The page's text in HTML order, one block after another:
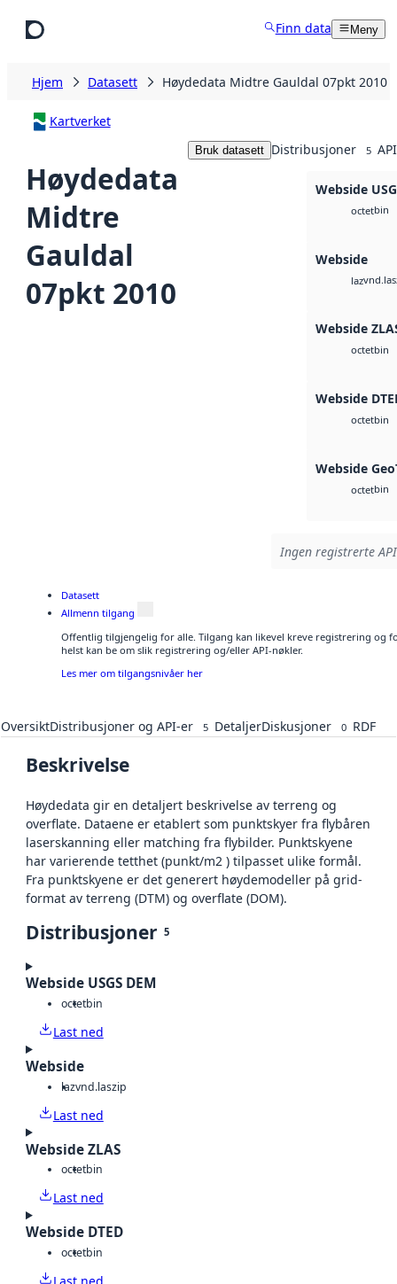
Finn data Meny
Hjem Datasett Høydedata Midtre Gauldal 07pkt 2010
Kartverket
Høydedata
Midtre
Gauldal
07pkt 2010
Bruk datasett Distribusjoner 5
Webside
octetbin
Webside
laz
Webside
octetbin
Webside
octetbin
Webside
octetbin
Ingen registrerte
Datasett
Allmenn tilgang
Offentlig tilgjengelig for alle. Tilgang kan likevel kreve registrering og
helst kan be om slik registrering og/eller API-nøkler.
Les mer om tilgangsnivåer her
OversiktDistribusjoner og API-er 5 DetaljerDiskusjoner 0 RDF
Beskrivelse
Høydedata gir en detaljert beskrivelse av terreng og
overflate. Dataene er etablert som punktskyer fra flybåren
laserskanning eller matching fra flybilder. Punktskyene
har varierende tetthet (punkt/m2 ) tilpasset ulike formål.
Fra punktskyene er det generert høydemodeller på grid-
format av terreng (DTM) og overflate (DOM).
Distribusjoner 5
Webside USGS DEM
octetbin
Last ned
Webside
lazvnd.laszip
Last ned
Webside ZLAS
octetbin
Last ned
Webside DTED
octetbin